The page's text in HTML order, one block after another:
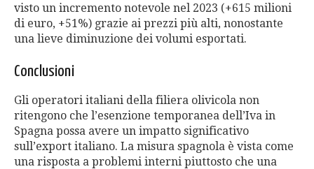
visto un incremento notevole nel 2023 (+615 milioni
di euro, +51%) grazie ai prezzi più alti, nonostante
una lieve diminuzione dei volumi esportati.
Conclusioni
Gli operatori italiani della filiera olivicola non
ritengono che l’esenzione temporanea dell’Iva in
Spagna possa avere un impatto significativo
sull’export italiano. La misura spagnola è vista come
una risposta a problemi interni piuttosto che una